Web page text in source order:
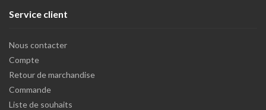
Service client
Nous contacter
Compte
Retour de marchandise
Commande
Liste de souhaits